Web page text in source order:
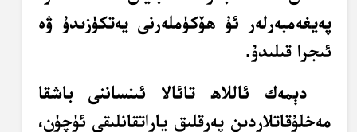
پەيغەمبەرلەر ئۇ ھۆكۈملەرنى يەتكۈزىدۇ ۋە
ئىجرا قىلىدۇ.
دېمەك ئاللاھ تائالا ئىنساننى باشقا
مەخلۇقاتلاردىن پەرقلىق ياراتقانلىقى ئۈچۈن،